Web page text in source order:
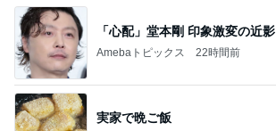
「心配」堂本剛 印象激変の近影
Amebaトピックス 22時間前
実家で晩ご飯